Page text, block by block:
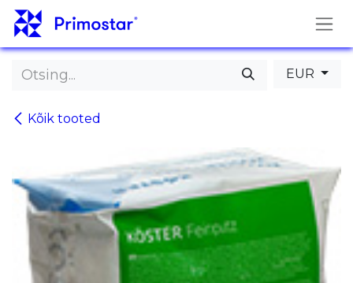
Skip to Content
Kõik tooted
EUR